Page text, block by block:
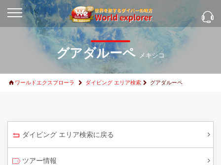
グアダルーペ メキシコ
ワールドエクスプローラ ダイビング エリア検索 グアダルーペ
ダイビング エリア検索に戻る
ツアー情報